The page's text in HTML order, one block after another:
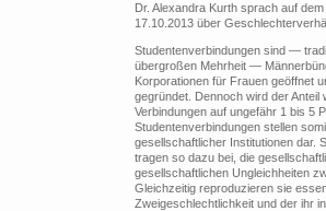
Dr. Alexandra Kurth sprach auf
17.10.2013 über
Studentenverbindungen sind —
übergroßen Mehrheit —
Korporationen für Frauen geöffnet
gegründet. Dennoch wird der
Verbindungen auf ungefähr 1 bis 5
Studentenverbindungen stellen
gesellschaftlicher Institutionen dar.
tragen so dazu bei, die
gesellschaftlichen Ungleichheiten
Gleichzeitig reproduzieren sie
Zweigeschlechtlichkeit und der ihr